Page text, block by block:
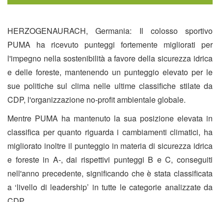
HERZOGENAURACH, Germania: Il colosso sportivo
PUMA ha ricevuto punteggi fortemente migliorati per
l'impegno nella sostenibilità a favore della sicurezza idrica
e delle foreste, mantenendo un punteggio elevato per le
sue politiche sul clima nelle ultime classifiche stilate da
CDP, l'organizzazione no-profit ambientale globale.
Mentre PUMA ha mantenuto la sua posizione elevata in
classifica per quanto riguarda i cambiamenti climatici, ha
migliorato inoltre il punteggio in materia di sicurezza idrica
e foreste in A-, dai rispettivi punteggi B e C, conseguiti
nell'anno precedente, significando che è stata classificata
a ‘livello di leadership’ in tutte le categorie analizzate da